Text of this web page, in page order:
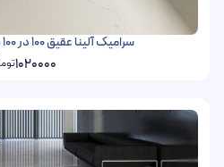
سرامیک آلینا عقیق 100 در 100 پرسلان نانو پولیش
1020000تومان